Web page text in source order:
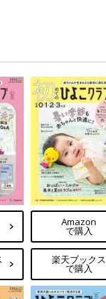
Amazon
で購入
楽天ブックス
で購入